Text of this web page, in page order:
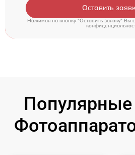
Оставить
Нажимая на кнопку "Оставить заявку" Вы